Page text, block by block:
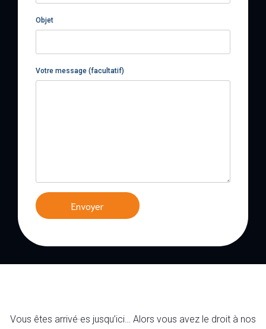
Objet
Votre message (facultatif)
Vous êtes arrivé·es jusqu’ici… Alors vous avez le droit à nos